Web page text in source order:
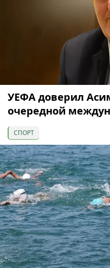
УЕФА доверил
очередной
СПОРТ